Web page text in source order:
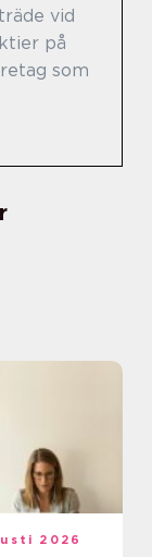
vid
på
som
2026